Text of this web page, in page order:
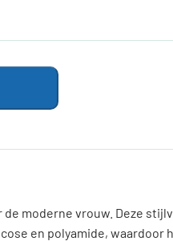
de moderne vrouw. Deze
en polyamide, waardoor